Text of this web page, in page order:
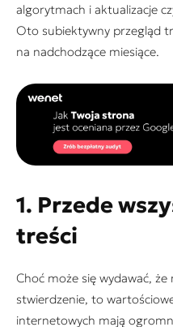
algorytmach i aktualizacje
Oto subiektywny przegląd
na nadchodzące miesiące.
1. Przede
treści
Choć może się wydawać,
stwierdzenie, to
internetowych mają